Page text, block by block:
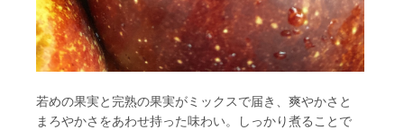
若めの果実と完熟の果実がミックスで届き、爽やかさと
まろやかさをあわせ持った味わい。しっかり煮ることで